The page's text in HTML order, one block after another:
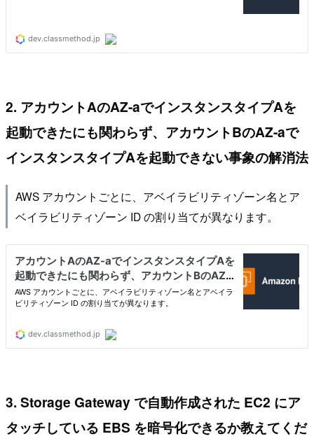
2. アカウントAのAZ-aでインスタンスタイプAを
起動できたにも関わらず、アカウントBのAZ-aで
インスタンスタイプAを起動できない事象の解消法
AWS アカウントごとに、アベイラビリティゾーン名とア
ベイラビリティゾーン ID の割り当てが異なります。
3. Storage Gateway で自動作成された EC2 にア
タッチしている EBS を暗号化できるか教えてくだ